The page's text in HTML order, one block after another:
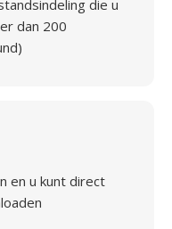
die u
dan 200
en u kunt direct